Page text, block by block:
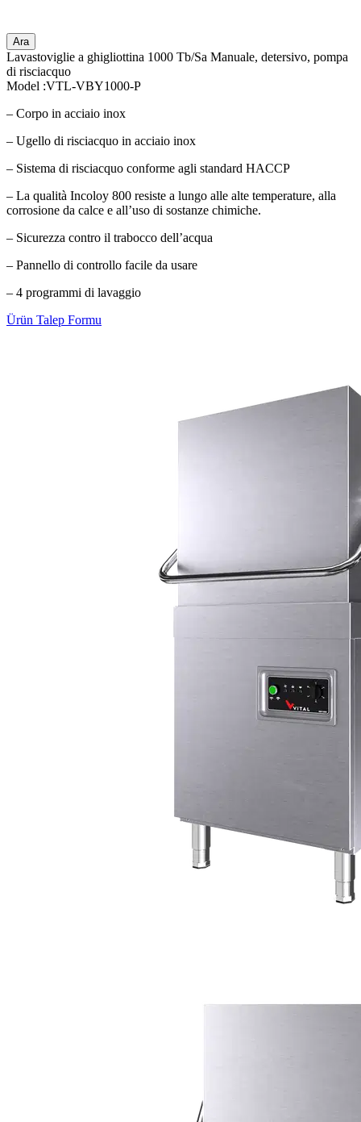
Ara
Lavastoviglie a ghigliottina 1000 Tb/Sa Manuale, detersivo, pompa
di risciacquo
Model :VTL-VBY1000-P
– Corpo in acciaio inox
– Ugello di risciacquo in acciaio inox
– Sistema di risciacquo conforme agli standard HACCP
– La qualità Incoloy 800 resiste a lungo alle alte temperature, alla
corrosione da calce e all’uso di sostanze chimiche.
– Sicurezza contro il trabocco dell’acqua
– Pannello di controllo facile da usare
– 4 programmi di lavaggio
Ürün Talep Formu